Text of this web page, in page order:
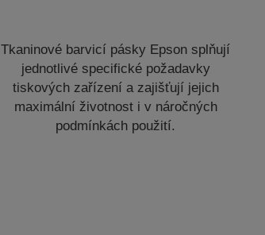
Tkaninové barvicí pásky Epson splňují
jednotlivé specifické požadavky
tiskových zařízení a zajišťují jejich
maximální životnost i v náročných
podmínkách použití.